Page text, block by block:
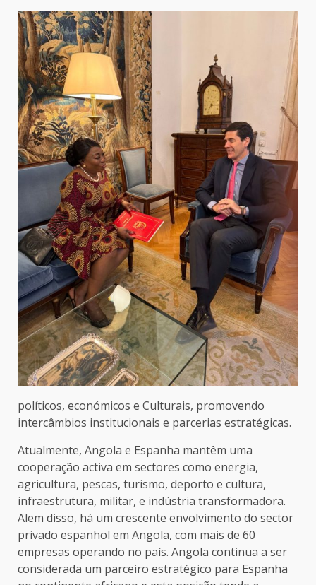
políticos, económicos e Culturais, promovendo
intercâmbios institucionais e parcerias estratégicas.
Atualmente, Angola e Espanha mantêm uma
cooperação activa em sectores como energia,
agricultura, pescas, turismo, deporto e cultura,
infraestrutura, militar, e indústria transformadora.
Alem disso, há um crescente envolvimento do sector
privado espanhol em Angola, com mais de 60
empresas operando no país. Angola continua a ser
considerada um parceiro estratégico para Espanha